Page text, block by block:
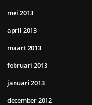
mei 2013
april 2013
maart 2013
februari 2013
januari 2013
december 2012